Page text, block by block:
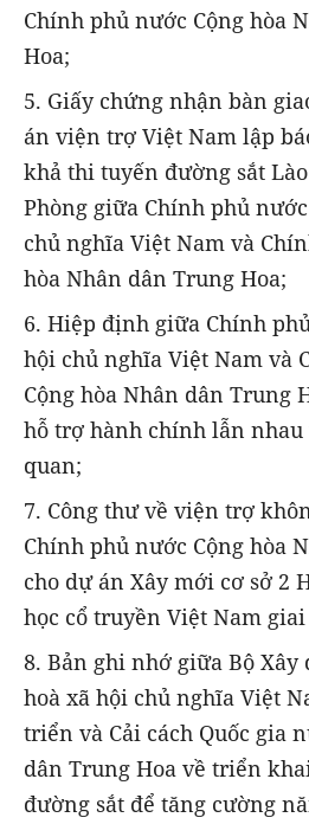
Chính phủ nước Cộng hòa
Hoa;
5. Giấy chứng nhận bàn
án viện trợ Việt Nam lập
khả thi tuyến đường sắt
Phòng giữa Chính phủ
chủ nghĩa Việt Nam và
hòa Nhân dân Trung Hoa;
6. Hiệp định giữa Chính
hội chủ nghĩa Việt Nam và
Cộng hòa Nhân dân Trung
hỗ trợ hành chính lẫn
quan;
7. Công thư về viện trợ
Chính phủ nước Cộng hòa
cho dự án Xây mới cơ sở 2
học cổ truyền Việt Nam giai
8. Bản ghi nhớ giữa Bộ Xây
hoà xã hội chủ nghĩa Việt
triển và Cải cách Quốc gia
dân Trung Hoa về triển
đường sắt để tăng cường